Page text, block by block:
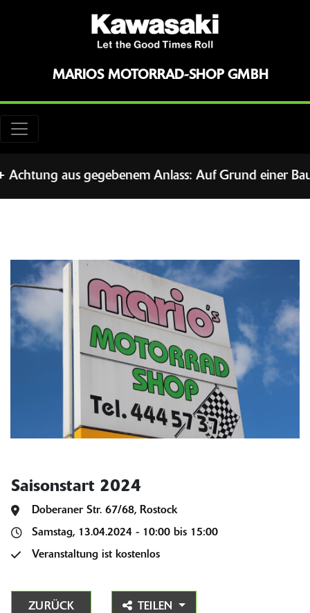
MARIOS MOTORRAD-SHOP GMBH
aus gegebenem Anlass: Auf Grund einer
Saisonstart 2024
Doberaner Str. 67/68, Rostock
Samstag, 13.04.2024 - 10:00 bis 15:00
Veranstaltung ist kostenlos
ZURÜCK TEILEN